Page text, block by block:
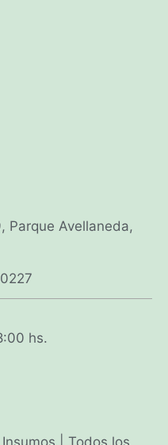
Parque Avellaneda,
hs.
| Todos los